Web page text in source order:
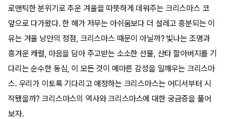
로맨틱한 분위기로 추운 겨울을 따뜻하게 데워주는 크리스마스 코
앞으로 다가왔다. 한 해가 저무는 아쉬움보다 더 설레고 흥분되는 이
유는 겨울 낭만의 정점, 크리스마스 때문이 아닐까? 빛나는 조명과
흥겨운 캐럴, 마음을 담아 주고받는 소소한 선물, 산타 할아버지를 기
다리는 순수한 동심, 이 모든 것이 메마른 감성을 일깨우는 크리스마
스. 우리가 이토록 기다리고 애정하는 크리스마스는 어디서부터 시
작됐을까? 크리스마스의 역사와 크리스마스에 대한 궁금증을 풀어
보자.